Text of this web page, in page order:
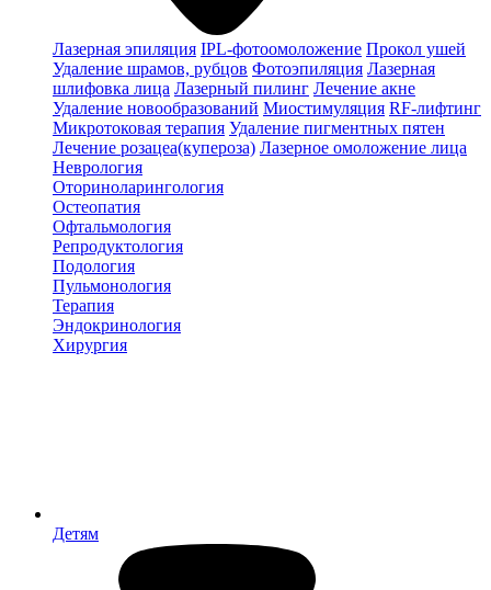
Лазерная эпиляция IPL-фотоомоложение Прокол ушей
Удаление шрамов, рубцов Фотоэпиляция Лазерная
шлифовка лица Лазерный пилинг Лечение акне
Удаление новообразований Миостимуляция RF-лифтинг
Микротоковая терапия Удаление пигментных пятен
Лечение розацеа(купероза) Лазерное омоложение лица
Неврология
Оториноларингология
Остеопатия
Офтальмология
Репродуктология
Подология
Пульмонология
Терапия
Эндокринология
Хирургия
Детям